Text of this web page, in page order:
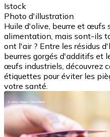
Istock
Photo d'illustration
Huile d'olive, beurre et œufs
alimentation, mais sont-ils
ont l'air ? Entre les résidus
beurres gorgés d'additifs et
œufs industriels, découvrez
étiquettes pour éviter les
votre santé.